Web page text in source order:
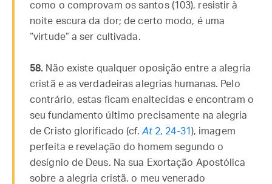
como o comprovam os santos (103), resistir à
noite escura da dor; de certo modo, é uma
“virtude” a ser cultivada.
58. Não existe qualquer oposição entre a alegria
cristã e as verdadeiras alegrias humanas. Pelo
contrário, estas ficam enaltecidas e encontram o
seu fundamento último precisamente na alegria
de Cristo glorificado (cf. At2, 24-31 ), imagem
perfeita e revelação do homem segundo o
desígnio de Deus. Na sua Exortação Apostólica
sobre a alegria cristã, o meu venerado